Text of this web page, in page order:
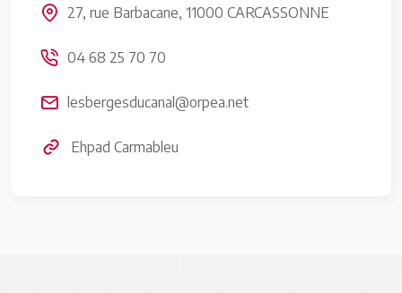
27, rue Barbacane, 11000 CARCASSONNE
04 68 25 70 70
lesbergesducanal@orpea.net
Ehpad Carmableu